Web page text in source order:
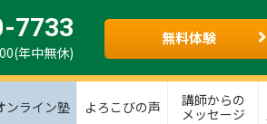
7733
年中無休)
無料体験
ンライン塾 よろこびの声
講師からの
メッセージ